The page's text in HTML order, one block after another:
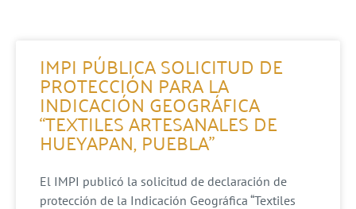
IMPI PÚBLICA SOLICITUD DE
PROTECCIÓN PARA LA
INDICACIÓN GEOGRÁFICA
“TEXTILES ARTESANALES DE
HUEYAPAN, PUEBLA”
El IMPI publicó la solicitud de declaración de
protección de la Indicación Geográfica “Textiles